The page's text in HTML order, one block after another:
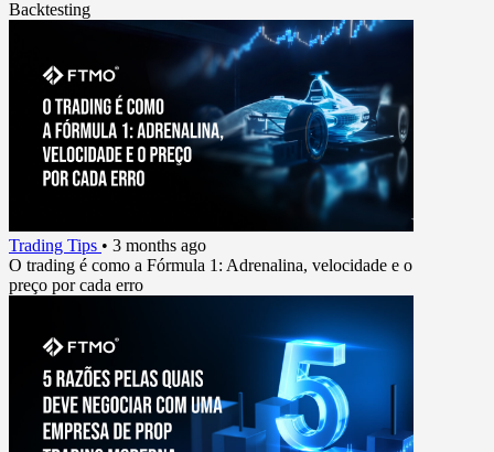
Backtesting
Trading Tips • 3 months ago
O trading é como a Fórmula 1: Adrenalina, velocidade e o
preço por cada erro